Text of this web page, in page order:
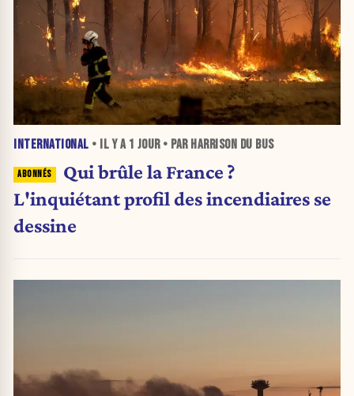
INTERNATIONAL • IL Y A 1 JOUR• PAR HARRISON DU BUS
Qui brûle la France ?
L'inquiétant profil des incendiaires se
dessine